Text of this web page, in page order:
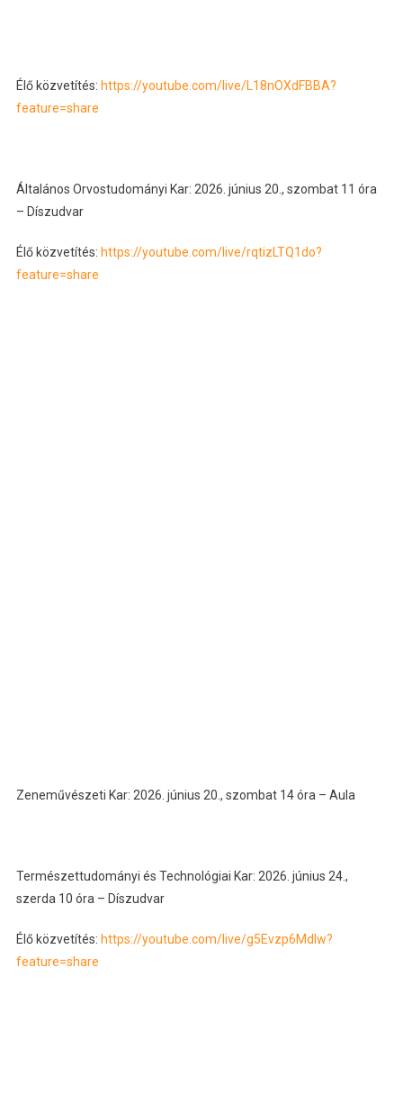
Élő közvetítés: https://youtube.com/live/L18nOXdFBBA?
feature=share
Általános Orvostudományi Kar: 2026. június 20., szombat 11 óra
– Díszudvar
Élő közvetítés: https://youtube.com/live/rqtizLTQ1do?
feature=share
Zeneművészeti Kar: 2026. június 20., szombat 14 óra – Aula
Természettudományi és Technológiai Kar: 2026. június 24.,
szerda 10 óra – Díszudvar
Élő közvetítés: https://youtube.com/live/g5Evzp6Mdlw?
feature=share